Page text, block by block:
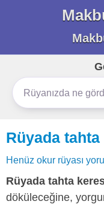
Rüyada
Henüz okur rüyası
Rüyada tahta
döküleceğine,